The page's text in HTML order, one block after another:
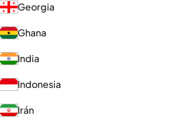
Georgia
Ghana
India
Indonesia
Irán